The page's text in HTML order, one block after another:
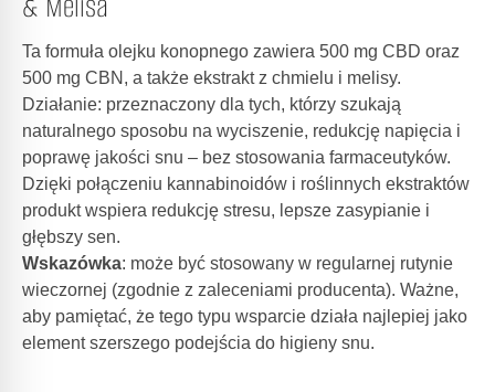
Ta formuła olejku konopnego zawiera 500 mg CBD oraz
500 mg CBN, a także ekstrakt z chmielu i melisy.
Działanie: przeznaczony dla tych, którzy szukają
naturalnego sposobu na wyciszenie, redukcję napięcia i
poprawę jakości snu – bez stosowania farmaceutyków.
Dzięki połączeniu kannabinoidów i roślinnych ekstraktów
produkt wspiera redukcję stresu, lepsze zasypianie i
głębszy sen.
Wskazówka: może być stosowany w regularnej rutynie
wieczornej (zgodnie z zaleceniami producenta). Ważne,
aby pamiętać, że tego typu wsparcie działa najlepiej jako
element szerszego podejścia do higieny snu.